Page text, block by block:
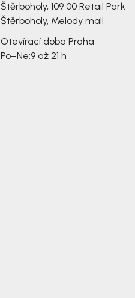
Štěrboholy, 109 00 Retail Park
Štěrboholy, Melody mall
Otevírací doba Praha
Po–Ne:9 až 21 h